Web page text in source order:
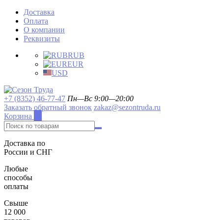
Доставка
Оплата
О компании
Реквизиты
RUB
EUR
USD
+7 (8352) 46-77-47 Пн—Вс 9:00—20:00
Заказать обратный звонок zakaz@sezontruda.ru
Корзина
Доставка по
России и СНГ
Любые
способы
оплаты
Свыше
12 000